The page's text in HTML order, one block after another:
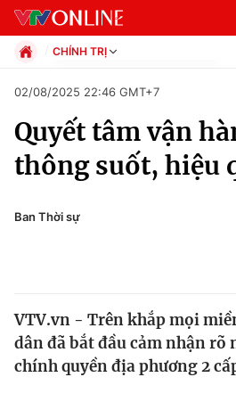
Chuyên mục
Chính trị
Y tế
CHÍNH TRỊ
Xã hội
Pháp luật
Thể thao
Văn hóa - Giải trí
Giáo dục
02/08/2025 22:46 GMT+7
Quyết tâm vận
thông suốt, hiệu
Ban Thời sự
VTV.vn - Trên khắp mọi
dân đã bắt đầu cảm nhận
chính quyền địa phương 2